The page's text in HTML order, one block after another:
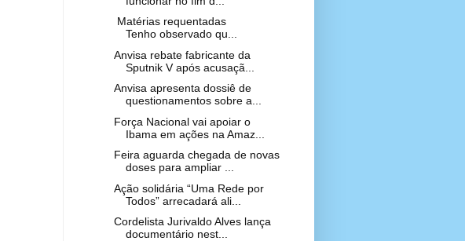
Matérias requentadas
Tenho observado qu...
Anvisa rebate fabricante da
Sputnik V após acusaçã...
Anvisa apresenta dossiê de
questionamentos sobre a...
Força Nacional vai apoiar o
Ibama em ações na Amaz...
Feira aguarda chegada de novas
doses para ampliar ...
Ação solidária “Uma Rede por
Todos” arrecadará ali...
Cordelista Jurivaldo Alves lança
documentário nest...